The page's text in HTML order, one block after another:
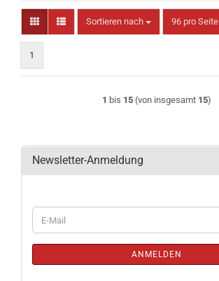
Sortieren nach
Sortieren nach 96 pro Seite
pro Seite
1
1 bis 15 (von insgesamt 15)
Newsletter-Anmeldung
WEITER
ZUR
E-
Mail
ANMELDEN